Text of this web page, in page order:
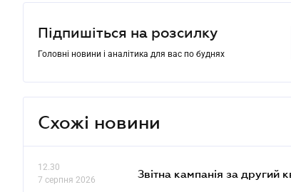
Підпишіться на розсилку
Головні новини і аналітика для вас по буднях
Схожі новини
12.30
7 серпня 2026
Звітна кампанія за другий